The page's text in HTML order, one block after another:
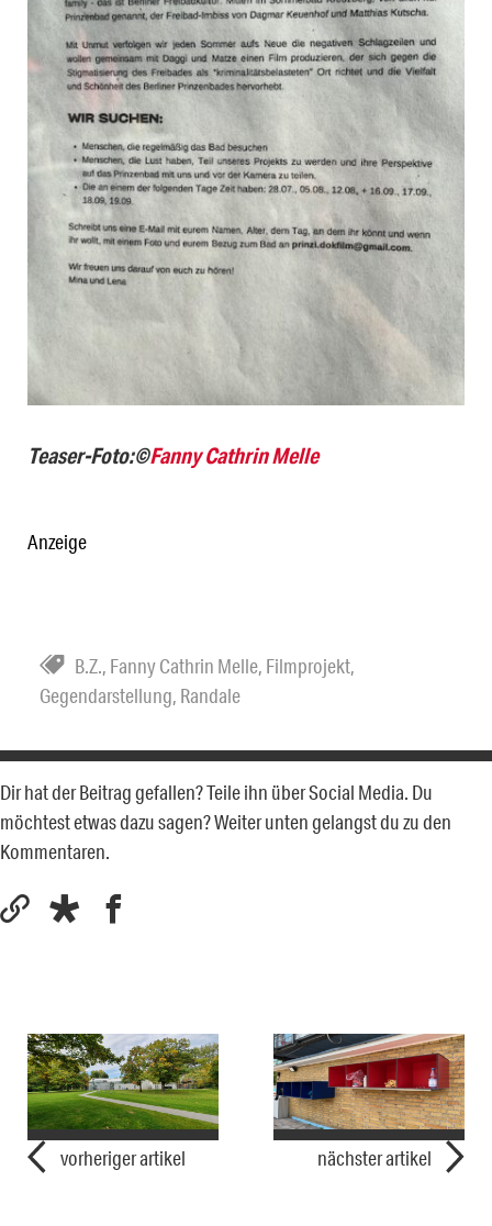
Teaser-Foto:©Fanny Cathrin Melle
Anzeige
B.Z., Fanny Cathrin Melle, Filmprojekt,
Gegendarstellung, Randale
Dir hat der Beitrag gefallen? Teile ihn über Social Media. Du
möchtest etwas dazu sagen? Weiter unten gelangst du zu den
Kommentaren.
vorheriger artikel nächster artikel